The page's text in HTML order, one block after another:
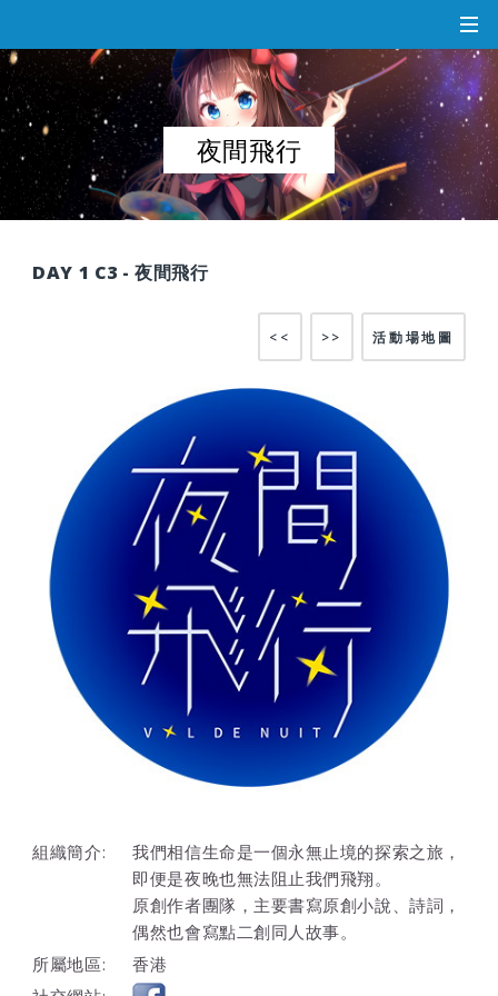
夜間飛行
DAY 1 C3 - 夜間飛行
活動場地圖
>>
<<
組織簡介:
我們相信生命是一個永無止境的探索之旅，
即便是夜晚也無法阻止我們飛翔。
原創作者團隊，主要書寫原創小說、詩詞，
偶然也會寫點二創同人故事。
所屬地區:
香港